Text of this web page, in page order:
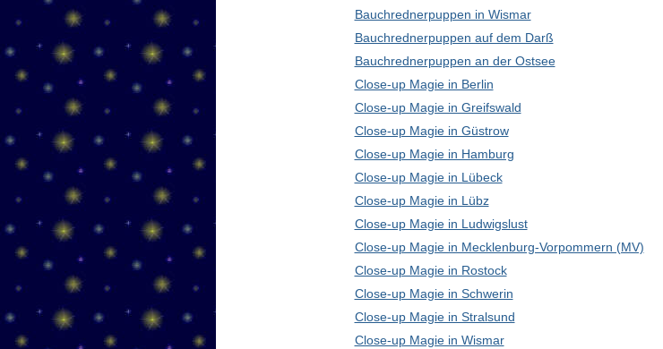
Bauchrednerpuppen in Wismar
Bauchrednerpuppen auf dem Darß
Bauchrednerpuppen an der Ostsee
Close-up Magie in Berlin
Close-up Magie in Greifswald
Close-up Magie in Güstrow
Close-up Magie in Hamburg
Close-up Magie in Lübeck
Close-up Magie in Lübz
Close-up Magie in Ludwigslust
Close-up Magie in Mecklenburg-Vorpommern (MV)
Close-up Magie in Rostock
Close-up Magie in Schwerin
Close-up Magie in Stralsund
Close-up Magie in Wismar